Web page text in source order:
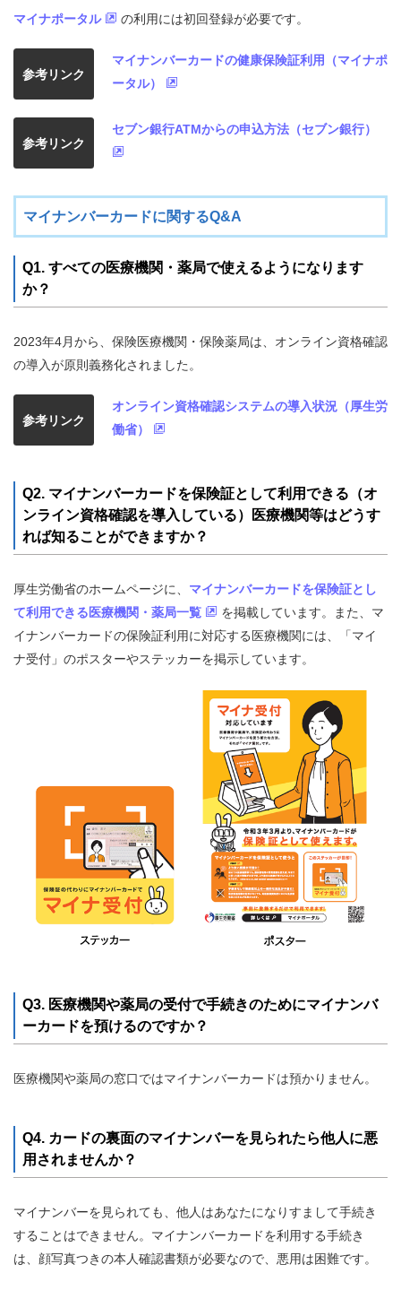
マイナポータル の利用には初回登録が必要です。
参考リンク
マイナンバーカードの健康保険証利用（マイナポ
ータル）
参考リンク
セブン銀行ATMからの申込方法（セブン銀行）
マイナンバーカードに関するQ&A
Q1. すべての医療機関・薬局で使えるようになります
か？
2023年4月から、保険医療機関・保険薬局は、オンライン資格確認
の導入が原則義務化されました。
参考リンク
オンライン資格確認システムの導入状況（厚生労
働省）
Q2. マイナンバーカードを保険証として利用できる（オ
ンライン資格確認を導入している）医療機関等はどうす
れば知ることができますか？
厚生労働省のホームページに、 マイナンバーカードを保険証とし
て利用できる医療機関・薬局一覧
を掲載しています。また、マ
イナンバーカードの保険証利用に対応する医療機関には、「マイ
ナ受付」のポスターやステッカーを掲示しています。
Q3. 医療機関や薬局の受付で手続きのためにマイナンバ
ーカードを預けるのですか？
医療機関や薬局の窓口ではマイナンバーカードは預かりません。
Q4. カードの裏面のマイナンバーを見られたら他人に悪
用されませんか？
マイナンバーを見られても、他人はあなたになりすまして手続き
することはできません。マイナンバーカードを利用する手続き
は、顔写真つきの本人確認書類が必要なので、悪用は困難です。